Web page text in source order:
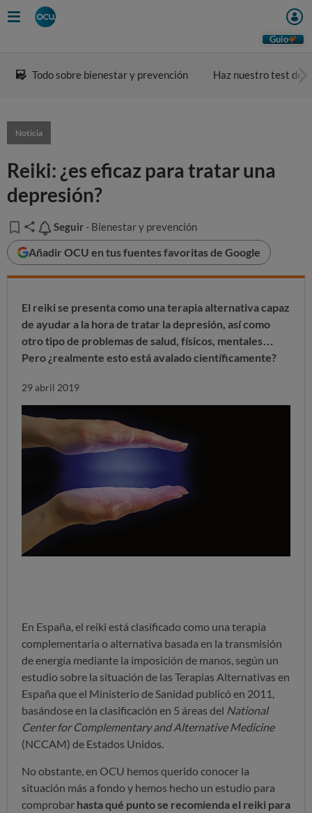
Guio
Todo sobre bienestar y prevención Haz nuestro test de
Noticia
Reiki: ¿es eficaz para tratar una
depresión?
Seguir
Seguir - Bienestar y prevención
Añadir OCU en tus fuentes favoritas de Google
El reiki se presenta como una terapia alternativa capaz
de ayudar a la hora de tratar la depresión, así como
otro tipo de problemas de salud, físicos, mentales…
Pero ¿realmente esto está avalado científicamente?
29 abril 2019
En España, el reiki está clasificado como una terapia
complementaria o alternativa basada en la transmisión
de energía mediante la imposición de manos, según un
estudio sobre la situación de las Terapias Alternativas en
España que el Ministerio de Sanidad publicó en 2011,
basándose en la clasificación en 5 áreas del National
Center for Complementary and Alternative Medicine
(NCCAM) de Estados Unidos.
No obstante, en OCU hemos querido conocer la
situación más a fondo y hemos hecho un estudio para
comprobar hasta qué punto se recomienda el reiki para